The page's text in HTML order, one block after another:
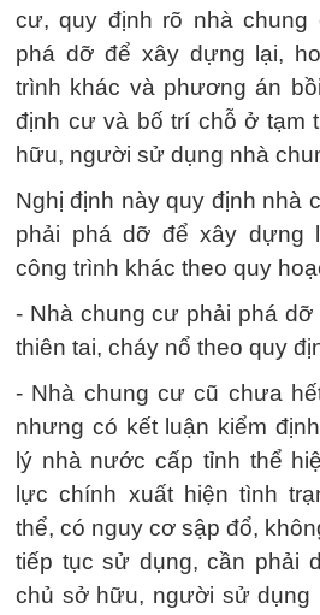
cư, quy định rõ nhà chung
phá dỡ để xây dựng lại,
trình khác và phương án
định cư và bố trí chỗ ở tạm
hữu, người sử dụng nhà
Nghị định này quy định nhà
phải phá dỡ để xây dựng
công trình khác theo quy
- Nhà chung cư phải phá
thiên tai, cháy nổ theo quy
- Nhà chung cư cũ chưa
nhưng có kết luận kiểm
lý nhà nước cấp tỉnh thể
lực chính xuất hiện tình
thể, có nguy cơ sập đổ,
tiếp tục sử dụng, cần phải
chủ sở hữu, người sử dụng